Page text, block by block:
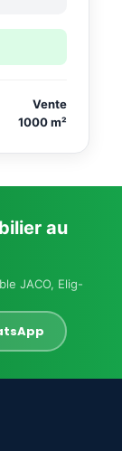
Vente
1000 m²
au
JACO, Elig-